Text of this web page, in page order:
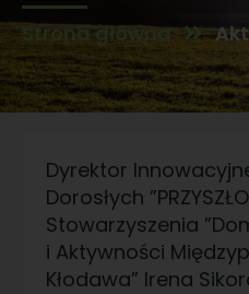
Strona główna
Dyrektor
Dorosłych
Stowarzyszenia
i Aktywności
Kłodawa” Irena